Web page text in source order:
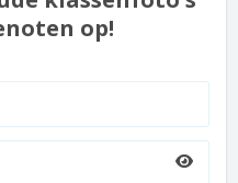
op!